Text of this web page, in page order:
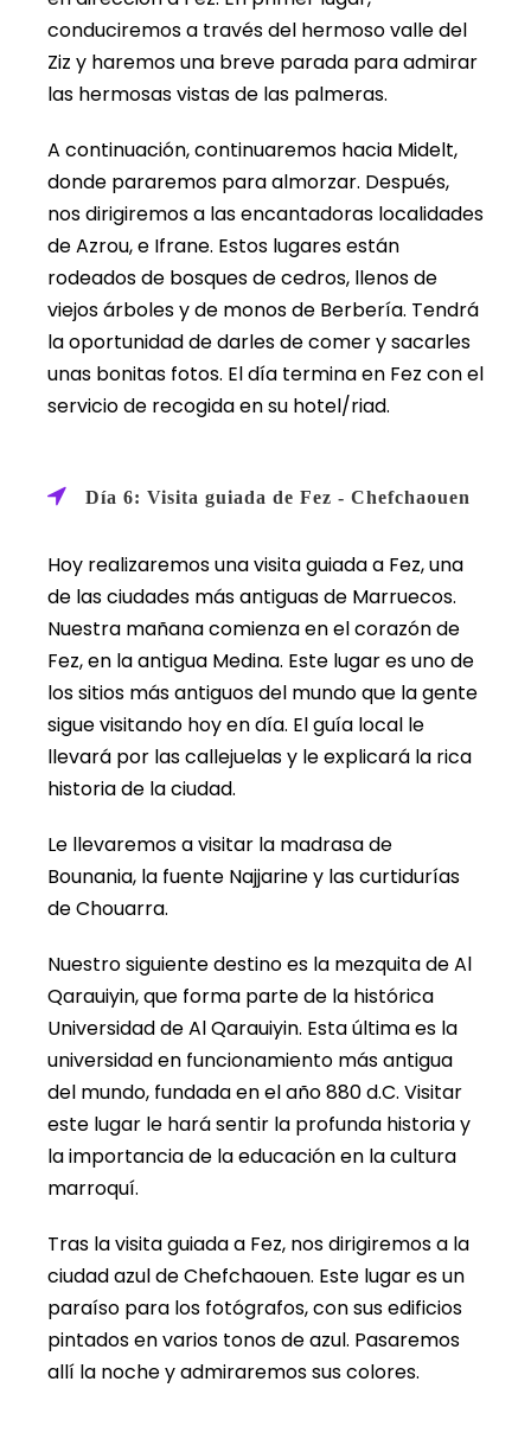
conduciremos a través del hermoso valle del
Ziz y haremos una breve parada para admirar
las hermosas vistas de las palmeras.
A continuación, continuaremos hacia Midelt,
donde pararemos para almorzar. Después,
nos dirigiremos a las encantadoras localidades
de Azrou, e Ifrane. Estos lugares están
rodeados de bosques de cedros, llenos de
viejos árboles y de monos de Berbería. Tendrá
la oportunidad de darles de comer y sacarles
unas bonitas fotos. El día termina en Fez con el
servicio de recogida en su hotel/riad.
Día 6: Visita guiada de Fez - Chefchaouen
Hoy realizaremos una visita guiada a Fez, una
de las ciudades más antiguas de Marruecos.
Nuestra mañana comienza en el corazón de
Fez, en la antigua Medina. Este lugar es uno de
los sitios más antiguos del mundo que la gente
sigue visitando hoy en día. El guía local le
llevará por las callejuelas y le explicará la rica
historia de la ciudad.
Le llevaremos a visitar la madrasa de
Bounania, la fuente Najjarine y las curtidurías
de Chouarra.
Nuestro siguiente destino es la mezquita de Al
Qarauiyin, que forma parte de la histórica
Universidad de Al Qarauiyin. Esta última es la
universidad en funcionamiento más antigua
del mundo, fundada en el año 880 d.C. Visitar
este lugar le hará sentir la profunda historia y
la importancia de la educación en la cultura
marroquí.
Tras la visita guiada a Fez, nos dirigiremos a la
ciudad azul de Chefchaouen. Este lugar es un
paraíso para los fotógrafos, con sus edificios
pintados en varios tonos de azul. Pasaremos
allí la noche y admiraremos sus colores.